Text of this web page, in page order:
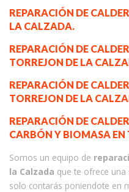
REPARACIÓN DE
LA CALZADA.
REPARACIÓN DE
TORREJON DE LA
REPARACIÓN DE
TORREJON DE LA
REPARACIÓN DE
CARBÓN Y BIOMASA
Somos un equipo de
la Calzada que te ofrece una
solo contarás poniendote en